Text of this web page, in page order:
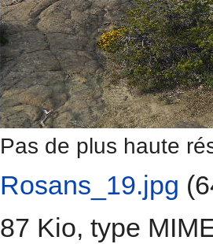
Pas de plus haute
Rosans_19.jpg
87 Kio, type